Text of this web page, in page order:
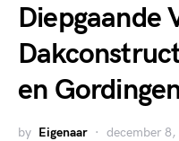
Diepgaande
en
by Eigenaar december 8,